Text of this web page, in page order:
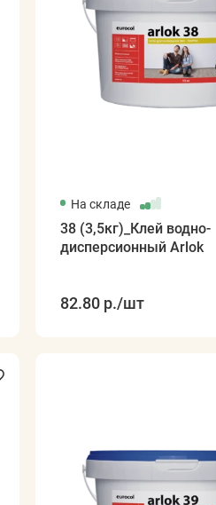
На складе
38 (3,5кг)_Клей водно-
дисперсионный Arlok
82.80 р./шт